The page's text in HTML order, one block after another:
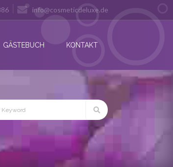
info@cosmeticdeluxe.de
GÄSTEBUCH KONTAKT